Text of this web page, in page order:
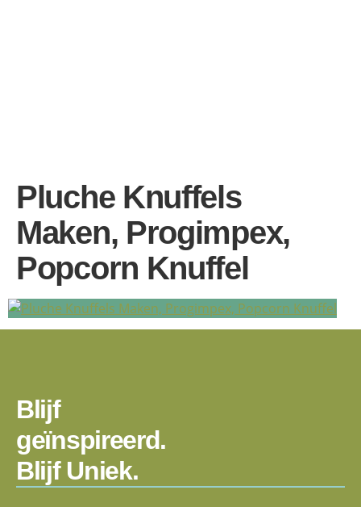
Pluche Knuffels
Maken, Progimpex,
Popcorn Knuffel
Blijf
geïnspireerd.
Blijf Uniek.